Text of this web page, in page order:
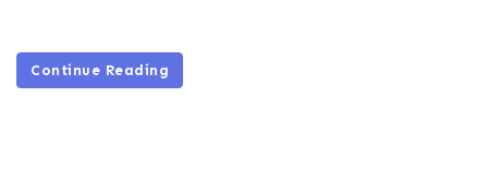
Continue Reading